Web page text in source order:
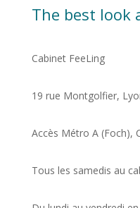
The best look
Cabinet FeeLing
19 rue Montgolfier,
Accès Métro A (Foch),
Tous les samedis au